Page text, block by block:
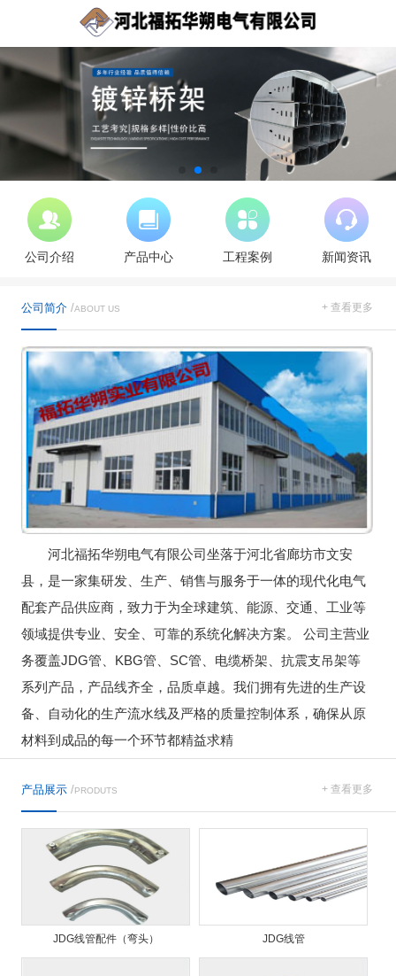
公司介绍 产品中心 工程案例 新闻资讯
公司简介 /ABOUT US + 查看更多
河北福拓华朔电气有限公司坐落于河北省廊坊市文安
县，是一家集研发、生产、销售与服务于一体的现代化电气
配套产品供应商，致力于为全球建筑、能源、交通、工业等
领域提供专业、安全、可靠的系统化解决方案。 公司主营业
务覆盖JDG管、KBG管、SC管、电缆桥架、抗震支吊架等
系列产品，产品线齐全，品质卓越。我们拥有先进的生产设
备、自动化的生产流水线及严格的质量控制体系，确保从原
材料到成品的每一个环节都精益求精
产品展示 /PRODUTS + 查看更多
JDG线管配件（弯头） JDG线管